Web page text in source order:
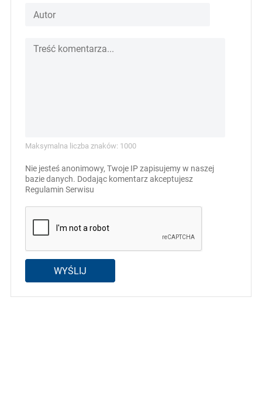
Maksymalna liczba znaków: 1000
Nie jesteś anonimowy, Twoje IP zapisujemy w naszej
bazie danych. Dodając komentarz akceptujesz
Regulamin Serwisu
WYŚLIJ